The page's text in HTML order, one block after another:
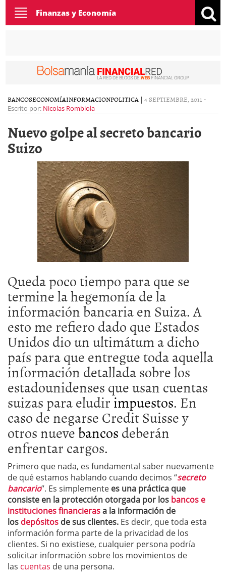
Toggle
navigation
Finanzas y Economía
BANCOSECONOMÍAINFORMACIONPOLITICA | 4 SEPTIEMBRE, 2011 -
Escrito por: Nicolas Rombiola
Nuevo golpe al secreto bancario
Suizo
Queda poco tiempo para que se
termine la hegemonía de la
información bancaria en Suiza. A
esto me refiero dado que Estados
Unidos dio un ultimátum a dicho
país para que entregue toda aquella
información detallada sobre los
estadounidenses que usan cuentas
suizas para eludirimpuestos. En
caso de negarse Credit Suisse y
otros nuevebancosdeberán
enfrentar cargos.
Primero que nada, es fundamental saber nuevamente
de qué estamos hablando cuando decimos “secreto
bancario”. Es simplemente es una práctica que
consiste en la protección otorgada por los bancos e
instituciones financierasa la información de
los depósitos de sus clientes. Es decir, que toda esta
información forma parte de la privacidad de los
clientes. Si no existiese, cualquier persona podría
solicitar información sobre los movimientos de
las cuentas de una persona.